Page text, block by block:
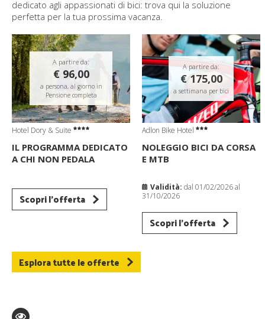
dedicato agli appassionati di bici: trova qui la soluzione
perfetta per la tua prossima vacanza.
A partire da:
€ 96,00
a persona, al giorno in
Pensione completa
Hotel Dory & Suite
IL PROGRAMMA DEDICATO
A CHI NON PEDALA
Scopri l'offerta
A partire da:
€ 175,00
a settimana per bici
Adlon Bike Hotel
NOLEGGIO BICI DA CORSA
E MTB
Validità: dal 01/02/2026 al
31/10/2026
Scopri l'offerta
Esplora tutte le offerte